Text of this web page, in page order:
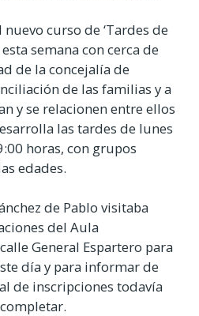
nuevo curso de ‘Tardes de
semana con cerca de
de la concejalía de
de las familias y a
y se relacionen entre ellos
las tardes de lunes
horas, con grupos
edades.
de Pablo visitaba
del Aula
General Espartero para
día y para informar de
de inscripciones todavía